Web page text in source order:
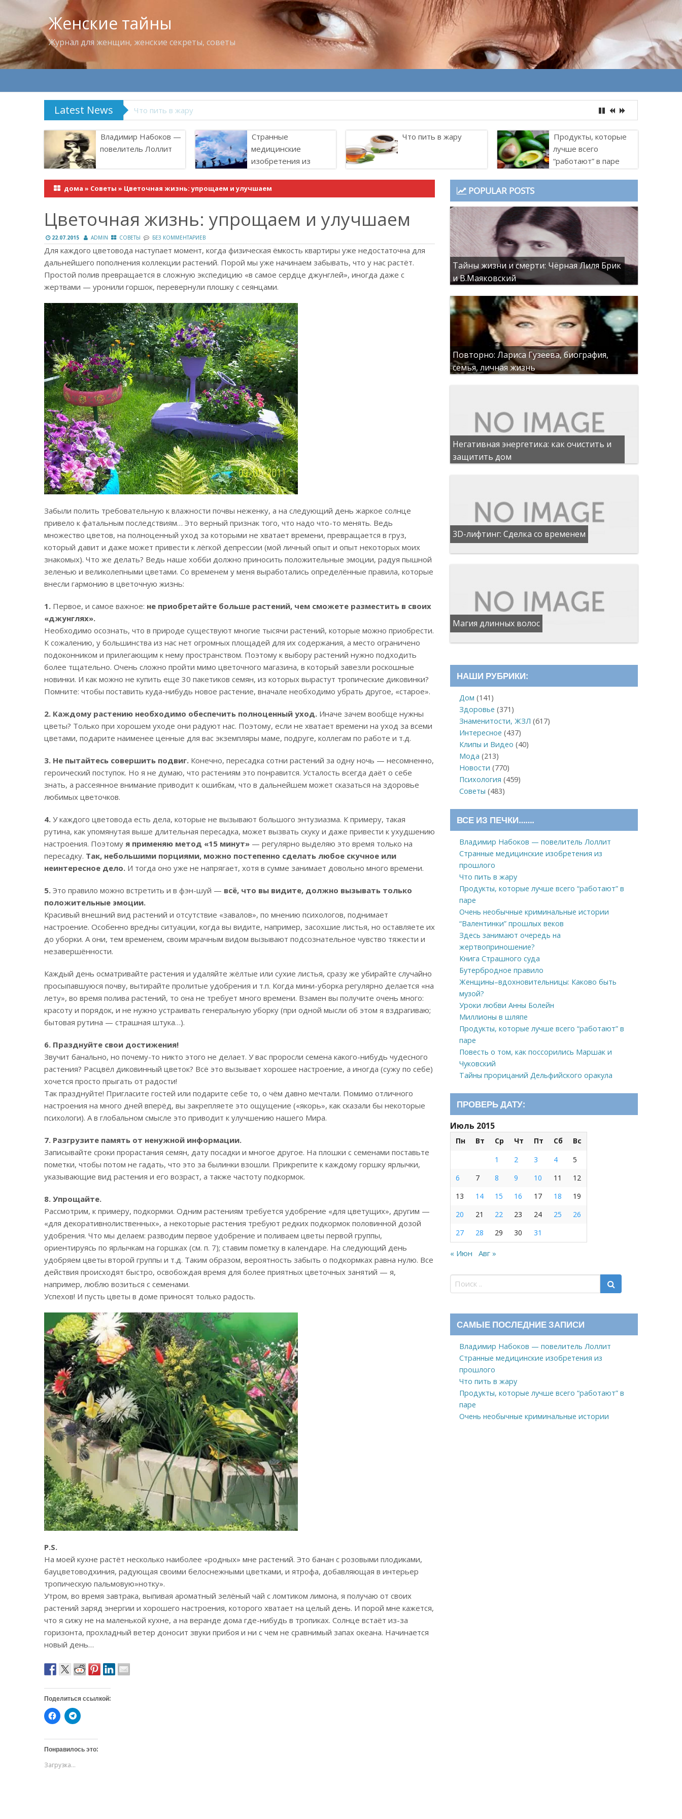
Женские тайны
Журнал для женщин, женские секреты, советы
Latest News Что пить в жару
Владимир Набоков —
повелитель Лоллит
Странные
медицинские
изобретения из
Что пить в жару
Продукты, которые
лучше всего
“работают” в паре
дома » Советы » Цветочная жизнь: упрощаем и улучшаем
Цветочная жизнь: упрощаем и улучшаем
22.07.2015 ADMIN СОВЕТЫ БЕЗ КОММЕНТАРИЕВ
Для каждого цветовода наступает момент, когда физическая ёмкость квартиры уже недостаточна для
дальнейшего пополнения коллекции растений. Порой мы уже начинаем забывать, что у нас растёт.
Простой полив превращается в сложную экспедицию «в самое сердце джунглей», иногда даже с
жертвами — уронили горшок, перевернули плошку с сеянцами.
Забыли полить требовательную к влажности почвы неженку, а на следующий день жаркое солнце
привело к фатальным последствиям… Это верный признак того, что надо что-то менять. Ведь
множество цветов, на полноценный уход за которыми не хватает времени, превращается в груз,
который давит и даже может привести к лёгкой депрессии (мой личный опыт и опыт некоторых моих
знакомых). Что же делать? Ведь наше хобби должно приносить положительные эмоции, радуя пышной
зеленью и великолепными цветами. Со временем у меня выработались определённые правила, которые
внесли гармонию в цветочную жизнь:
1. Первое, и самое важное: не приобретайте больше растений, чем сможете разместить в своих
«джунглях».
Необходимо осознать, что в природе существуют многие тысячи растений, которые можно приобрести.
К сожалению, у большинства из нас нет огромных площадей для их содержания, а место ограничено
подоконником и прилегающим к нему пространством. Поэтому к выбору растений нужно подходить
более тщательно. Очень сложно пройти мимо цветочного магазина, в который завезли роскошные
новинки. И как можно не купить еще 30 пакетиков семян, из которых вырастут тропические диковинки?
Помните: чтобы поставить куда-нибудь новое растение, вначале необходимо убрать другое, «старое».
2. Каждому растению необходимо обеспечить полноценный уход. Иначе зачем вообще нужны
цветы? Только при хорошем уходе они радуют нас. Поэтому, если не хватает времени на уход за всеми
цветами, подарите наименее ценные для вас экземпляры маме, подруге, коллегам по работе и т.д.
3. Не пытайтесь совершить подвиг. Конечно, пересадка сотни растений за одну ночь — несомненно,
героический поступок. Но я не думаю, что растениям это понравится. Усталость всегда даёт о себе
знать, а рассеянное внимание приводит к ошибкам, что в дальнейшем может сказаться на здоровье
любимых цветочков.
4. У каждого цветовода есть дела, которые не вызывают большого энтузиазма. К примеру, такая
рутина, как упомянутая выше длительная пересадка, может вызвать скуку и даже привести к ухудшению
настроения. Поэтому я применяю метод «15 минут» — регулярно выделяю это время только на
пересадку. Так, небольшими порциями, можно постепенно сделать любое скучное или
неинтересное дело. И тогда оно уже не напрягает, хотя в сумме занимает довольно много времени.
5. Это правило можно встретить и в фэн-шуй — всё, что вы видите, должно вызывать только
положительные эмоции.
Красивый внешний вид растений и отсутствие «завалов», по мнению психологов, поднимает
настроение. Особенно вредны ситуации, когда вы видите, например, засохшие листья, но оставляете их
до уборки. А они, тем временем, своим мрачным видом вызывают подсознательное чувство тяжести и
незавершённости.
Каждый день осматривайте растения и удаляйте жёлтые или сухие листья, сразу же убирайте случайно
просыпавшуюся почву, вытирайте пролитые удобрения и т.п. Когда мини-уборка регулярно делается «на
лету», во время полива растений, то она не требует много времени. Взамен вы получите очень много:
красоту и порядок, и не нужно устраивать генеральную уборку (при одной мысли об этом я вздрагиваю;
бытовая рутина — страшная штука…).
6. Празднуйте свои достижения!
Звучит банально, но почему-то никто этого не делает. У вас проросли семена какого-нибудь чудесного
растения? Расцвёл диковинный цветок? Всё это вызывает хорошее настроение, а иногда (сужу по себе)
хочется просто прыгать от радости!
Так празднуйте! Пригласите гостей или подарите себе то, о чём давно мечтали. Помимо отличного
настроения на много дней вперёд, вы закрепляете это ощущение («якорь», как сказали бы некоторые
психологи). А в глобальном смысле это приводит к улучшению нашего Мира.
7. Разгрузите память от ненужной информации.
Записывайте сроки прорастания семян, дату посадки и многое другое. На плошки с семенами поставьте
пометки, чтобы потом не гадать, что это за былинки взошли. Прикрепите к каждому горшку ярлычки,
указывающие вид растения и его возраст, а также частоту подкормок.
8. Упрощайте.
Рассмотрим, к примеру, подкормки. Одним растениям требуется удобрение «для цветущих», другим —
«для декоративнолиственных», а некоторые растения требуют редких подкормок половинной дозой
удобрения. Что мы делаем: разводим первое удобрение и поливаем цветы первой группы,
ориентируясь по ярлычкам на горшках (см. п. 7); ставим пометку в календаре. На следующий день
удобряем цветы второй группы и т.д. Таким образом, вероятность забыть о подкормках равна нулю. Все
действия происходят быстро, освобождая время для более приятных цветочных занятий — я,
например, люблю возиться с семенами.
Успехов! И пусть цветы в доме приносят только радость.
P.S.
На моей кухне растёт несколько наиболее «родных» мне растений. Это банан с розовыми плодиками,
бауцветоводхиния, радующая своими белоснежными цветками, и ятрофа, добавляющая в интерьер
тропическую пальмовую»нотку».
Утром, во время завтрака, выпивая ароматный зелёный чай с ломтиком лимона, я получаю от своих
растений заряд энергии и хорошего настроения, которого хватает на целый день. И порой мне кажется,
что я сижу не на маленькой кухне, а на веранде дома где-нибудь в тропиках. Солнце встаёт из-за
горизонта, прохладный ветер доносит звуки прибоя и ни с чем не сравнимый запах океана. Начинается
новый день…
Поделиться ссылкой:
Н
а
и
т
е
ч
Н
а
и
т
е
Понравилось это:
Загрузка...
POPULAR POSTS
Тайны жизни и смерти: Чёрная Лиля Брик
и В.Маяковский
Повторно: Лариса Гузеева, биография,
семья, личная жизнь
Негативная энергетика: как очистить и
защитить дом
3D-лифтинг: Сделка со временем
Магия длинных волос
НАШИ РУБРИКИ:
Дом (141)
Здоровье (371)
Знаменитости, ЖЗЛ (617)
Интересное (437)
Клипы и Видео (40)
Мода (213)
Новости (770)
Психология (459)
Советы (483)
ВСЕ ИЗ ПЕЧКИ…….
Владимир Набоков — повелитель Лоллит
Странные медицинские изобретения из
прошлого
Что пить в жару
Продукты, которые лучше всего “работают” в
паре
Очень необычные криминальные истории
“Валентинки” прошлых веков
Здесь занимают очередь на
жертвоприношение?
Книга Страшного суда
Бутербродное правило
Женщины–вдохновительницы: Каково быть
музой?
Уроки любви Анны Болейн
Миллионы в шляпе
Продукты, которые лучше всего “работают” в
паре
Повесть о том, как поссорились Маршак и
Чуковский
Тайны прорицаний Дельфийского оракула
ПРОВЕРЬ ДАТУ:
Июль 2015
Пн Вт Ср Чт Пт Сб
Вс
1
2 3 4
5
6
7 8 9 10 11
12
13
14 15 16 17 18
19
20
21 22 23 24 25
26
27
28 29 30 31
« Июн Авг »
САМЫЕ ПОСЛЕДНИЕ ЗАПИСИ
Владимир Набоков — повелитель Лоллит
Странные медицинские изобретения из
прошлого
Что пить в жару
Продукты, которые лучше всего “работают” в
паре
Очень необычные криминальные истории